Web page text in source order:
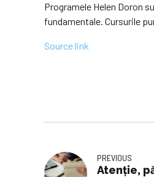
Programele Helen Doron
fundamentale. Cursurile
Source link
PREVIOUS
Atenție,